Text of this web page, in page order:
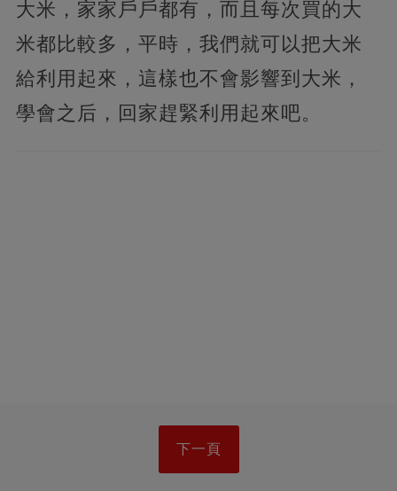
大米，家家戶戶都有，而且每次買的大
米都比較多，平時，我們就可以把大米
給利用起來，這樣也不會影響到大米，
學會之后，回家趕緊利用起來吧。
下一頁